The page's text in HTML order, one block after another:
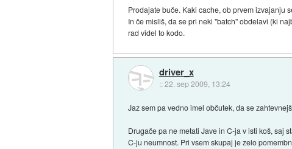
Prodajate buče. Kaki cache, ob prvem izvajanju
In če misliš, da se pri neki "batch" obdelavi (ki
rad videl to kodo.
driver_x
::22. sep 2009, 13:24
Jaz sem pa vedno imel občutek, da se
Drugače pa ne metati Jave in C-ja v isti koš, saj
C-ju neumnost. Pri vsem skupaj je zelo